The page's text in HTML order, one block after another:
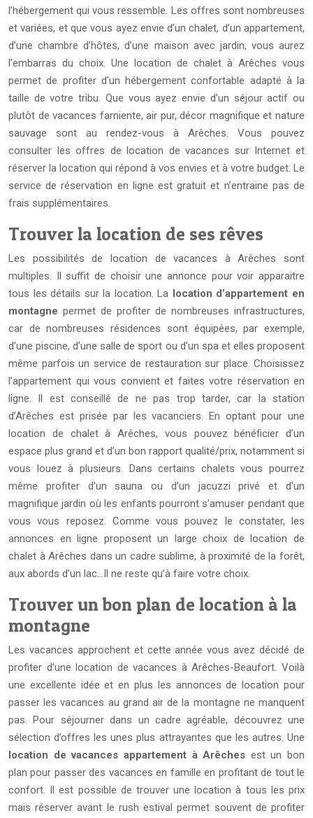
l’hébergement qui vous ressemble. Les offres sont nombreuses
et variées, et que vous ayez envie d’un chalet, d’un appartement,
d’une chambre d’hôtes, d’une maison avec jardin, vous aurez
l’embarras du choix. Une location de chalet à Arêches vous
permet de profiter d’un hébergement confortable adapté à la
taille de votre tribu. Que vous ayez envie d’un séjour actif ou
plutôt de vacances farniente, air pur, décor magnifique et nature
sauvage sont au rendez-vous à Arêches. Vous pouvez
consulter les offres de location de vacances sur Internet et
réserver la location qui répond à vos envies et à votre budget. Le
service de réservation en ligne est gratuit et n’entraine pas de
frais supplémentaires.
Trouver la location de ses rêves
Les possibilités de location de vacances à Arêches sont
multiples. Il suffit de choisir une annonce pour voir apparaitre
tous les détails sur la location. La location d’appartement en
montagne permet de profiter de nombreuses infrastructures,
car de nombreuses résidences sont équipées, par exemple,
d’une piscine, d’une salle de sport ou d’un spa et elles proposent
même parfois un service de restauration sur place. Choisissez
l’appartement qui vous convient et faites votre réservation en
ligne. Il est conseillé de ne pas trop tarder, car la station
d’Arêches est prisée par les vacanciers. En optant pour une
location de chalet à Arêches, vous pouvez bénéficier d’un
espace plus grand et d’un bon rapport qualité/prix, notamment si
vous louez à plusieurs. Dans certains chalets vous pourrez
même profiter d’un sauna ou d’un jacuzzi privé et d’un
magnifique jardin où les enfants pourront s’amuser pendant que
vous vous reposez. Comme vous pouvez le constater, les
annonces en ligne proposent un large choix de location de
chalet à Arêches dans un cadre sublime, à proximité de la forêt,
aux abords d’un lac…Il ne reste qu’à faire votre choix.
Trouver un bon plan de location à la
montagne
Les vacances approchent et cette année vous avez décidé de
profiter d’une location de vacances à Arêches-Beaufort. Voilà
une excellente idée et en plus les annonces de location pour
passer les vacances au grand air de la montagne ne manquent
pas. Pour séjourner dans un cadre agréable, découvrez une
sélection d’offres les unes plus attrayantes que les autres. Une
location de vacances appartement à Arêches est un bon
plan pour passer des vacances en famille en profitant de tout le
confort. Il est possible de trouver une location à tous les prix
mais réserver avant le rush estival permet souvent de profiter